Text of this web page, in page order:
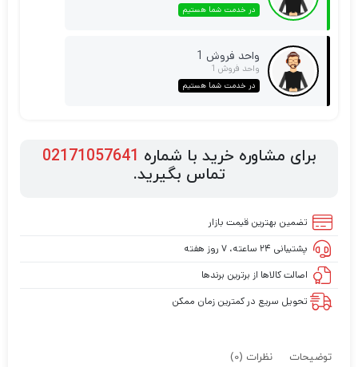
در خدمت شما هستیم
واحد فروش 1
واحد فروش 1
در خدمت شما هستیم
برای مشاوره خرید با شماره 02171057641
تماس بگیرید.
تضمین بهترین قیمت بازار
پشتیبانی ۲۴ ساعته، ۷ روز هفته
اصالت کالاها از برترین برندها
تحویل سریع در کمترین زمان ممکن
توضیحات نظرات (0)